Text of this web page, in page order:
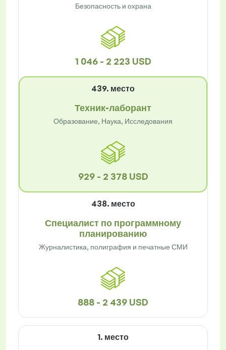
Безопасность и охрана
1 046 - 2 223 USD
439. место
Техник-лаборант
Образование, Наука, Исследования
929 - 2 378 USD
438. место
Специалист по программному
планированию
Журналистика, полиграфия и печатные СМИ
888 - 2 439 USD
1. место